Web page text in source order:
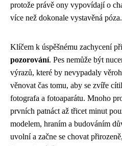
protože právě ony vypovídají o
více než dokonale vystavěná póza.
Klíčem k úspěšnému zachycení
pozorování. Pes nemůže být
výrazů, které by nevypadaly
věnovat čas tomu, aby se zvíře
fotografa a fotoaparátu. Mnoho
prvních patnáct až třicet minut
modelem, hraním a budováním
uvolní a začne se chovat